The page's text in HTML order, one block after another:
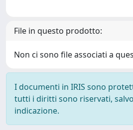
File in questo prodotto:
Non ci sono file associati a
I documenti in IRIS sono
tutti i diritti sono riservati,
indicazione.